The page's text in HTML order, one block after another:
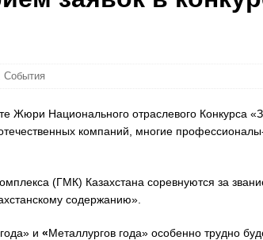
События
Жюри Национального отраслевого Конкурса
компаний, многие
(ГМК) Казахстана соревнуются за
содержанию».
и «Металлургов года» особенно трудно